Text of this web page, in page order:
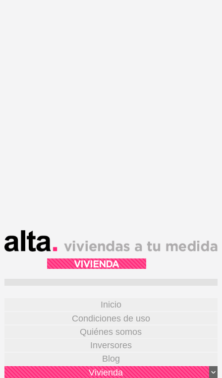
VIVIENDA
Inicio
Condiciones de uso
Quiénes somos
Inversores
Blog
Vivienda